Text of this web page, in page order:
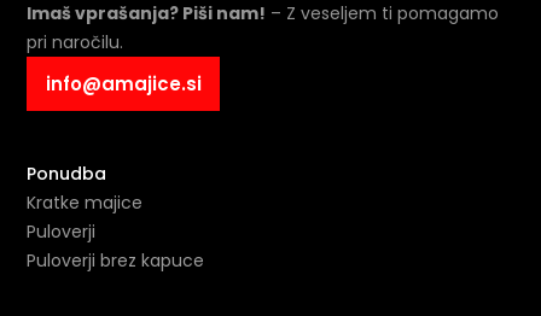
Imaš vprašanja? Piši nam! – Z veseljem ti pomagamo
pri naročilu.
info@amajice.si
Ponudba
Kratke majice
Puloverji
Puloverji brez kapuce